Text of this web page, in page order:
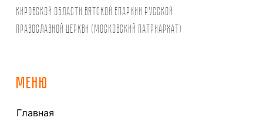
Кировской области Вятской Епархии Русской
Православной Церкви (Московский Патриархат)
МЕНЮ
Главная